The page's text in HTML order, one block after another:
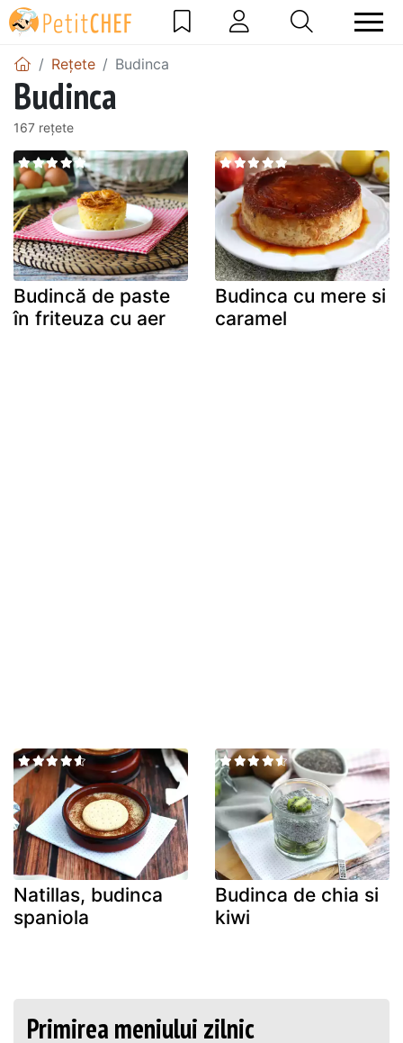
Rețete Budinca
Budinca
167 rețete
Budincă de paste
în friteuza cu aer
Budinca cu mere si
caramel
Natillas, budinca
spaniola
Budinca de chia si
kiwi
Primirea meniului zilnic